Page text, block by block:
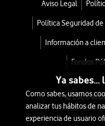
Aviso Legal
Política Seguridad
Información a
Fondos
© 2026
Avda.
Ya
Como sabes, usamos
analizar tus hábitos de
experiencia de usuario